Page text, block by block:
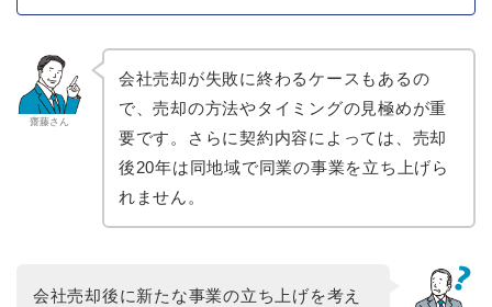
齋藤さん
会社売却が失敗に終わるケースもあるの
で、売却の方法やタイミングの見極めが重
要です。さらに契約内容によっては、売却
後20年は同地域で同業の事業を立ち上げら
れません。
会社売却後に新たな事業の立ち上げを考え